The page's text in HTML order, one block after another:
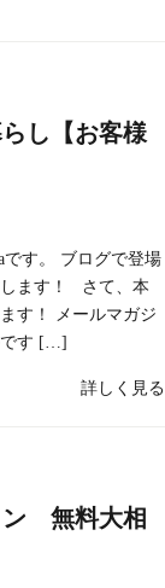
し【お客様
です。 ブログで登場
ます！ さて、本
す！ メールマガジ
です […]
詳しく見る
ン 無料大相